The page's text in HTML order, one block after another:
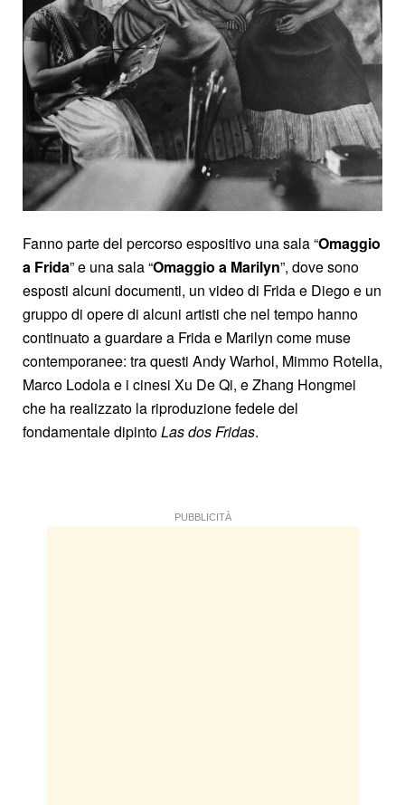
Fanno parte del percorso espositivo una sala “Omaggio
a Frida” e una sala “Omaggio a Marilyn”, dove sono
esposti alcuni documenti, un video di Frida e Diego e un
gruppo di opere di alcuni artisti che nel tempo hanno
continuato a guardare a Frida e Marilyn come muse
contemporanee: tra questi Andy Warhol, Mimmo Rotella,
Marco Lodola e i cinesi Xu De Qi, e Zhang Hongmei
che ha realizzato la riproduzione fedele del
fondamentale dipintoLas dos Fridas.
PUBBLICITÀ